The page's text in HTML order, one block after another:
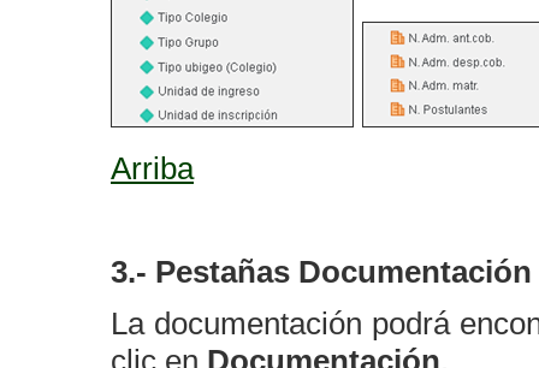
Arriba
3.- Pestañas Documentación
La documentación podrá
clic en Documentación.